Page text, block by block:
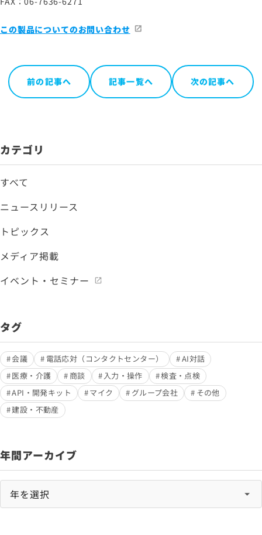
この製品についてのお問い合わせ
前の記事へ 記事一覧へ 次の記事へ
カテゴリ
すべて
ニュースリリース
トピックス
メディア掲載
イベント・セミナー
タグ
会議 電話応対（コンタクトセンター）
AI対話
医療・介護
商談 入力・操作
検査・点検
API・開発キット
マイク グループ会社
その他
建設・不動産
年間アーカイブ